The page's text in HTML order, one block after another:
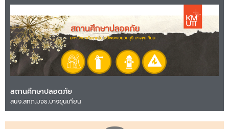
สถานศึกษาปลอดภัย
สนง.สทภ.มจธ.บางขุนเทียน